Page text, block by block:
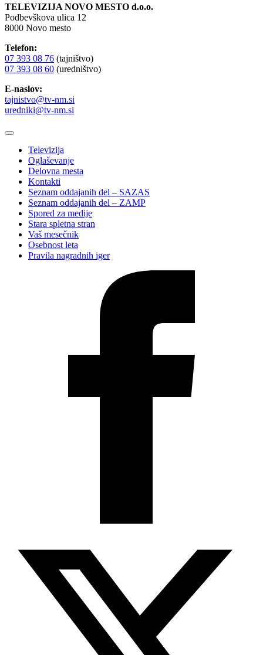
TELEVIZIJA NOVO MESTO d.o.o.
Podbevškova ulica 12
8000 Novo mesto
Telefon:
07 393 08 76 (tajništvo)
07 393 08 60 (uredništvo)
E-naslov:
tajnistvo@tv-nm.si
uredniki@tv-nm.si
Televizija
Oglaševanje
Delovna mesta
Kontakti
Seznam oddajanih del – SAZAS
Seznam oddajanih del – ZAMP
Spored za medije
Stara spletna stran
Vaš mesečnik
Osebnost leta
Pravila nagradnih iger